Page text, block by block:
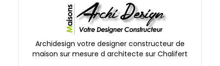
Archidesign votre designer constructeur de
maison sur mesure d architecte sur Chalifert